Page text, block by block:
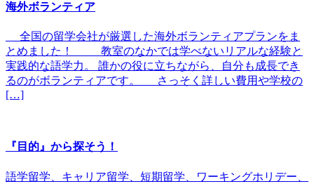
海外ボランティア
全国の留学会社が厳選した海外ボランティアプランをま
とめました！ 教室のなかでは学べないリアルな経験と
実践的な語学力。 誰かの役に立ちながら、自分も成長でき
るのがボランティアです。 さっそく詳しい費用や学校の
[…]
『目的』から探そう！
語学留学、キャリア留学、短期留学、ワーキングホリデー、